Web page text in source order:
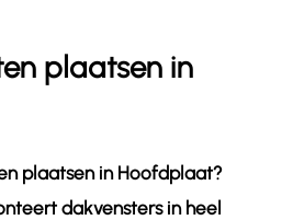
plaatsen in
plaatsen in Hoofdplaat?
dakvensters in heel